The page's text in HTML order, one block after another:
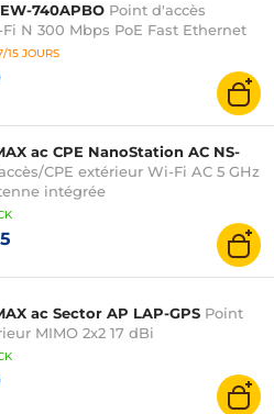
740APBO Point d'accès
N 300 Mbps PoE Fast Ethernet
15 JOURS
ac CPE NanoStation AC NS-
CPE extérieur Wi-Fi AC 5 GHz
intégrée
ac Sector AP LAP-GPS Point
MIMO 2x2 17 dBi